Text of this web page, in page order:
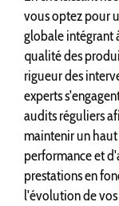
vous optez pour
globale intégrant
qualité des
rigueur des
experts
audits réguliers
maintenir un
performance et
prestations en
l'évolution de vos